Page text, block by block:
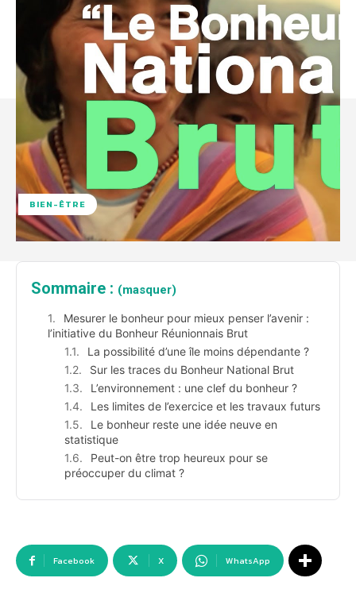
BIEN-ÊTRE
Sommaire : (masquer)
Mesurer le bonheur pour mieux penser l’avenir :
l’initiative du Bonheur Réunionnais Brut
La possibilité d’une île moins dépendante ?
Sur les traces du Bonheur National Brut
L’environnement : une clef du bonheur ?
Les limites de l’exercice et les travaux futurs
Le bonheur reste une idée neuve en
statistique
Peut-on être trop heureux pour se
préoccuper du climat ?
Facebook X WhatsApp